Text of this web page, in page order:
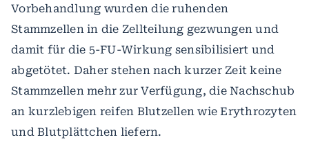
Vorbehandlung wurden die ruhenden
Stammzellen in die Zellteilung gezwungen und
damit für die 5-FU-Wirkung sensibilisiert und
abgetötet. Daher stehen nach kurzer Zeit keine
Stammzellen mehr zur Verfügung, die Nachschub
an kurzlebigen reifen Blutzellen wie Erythrozyten
und Blutplättchen liefern.